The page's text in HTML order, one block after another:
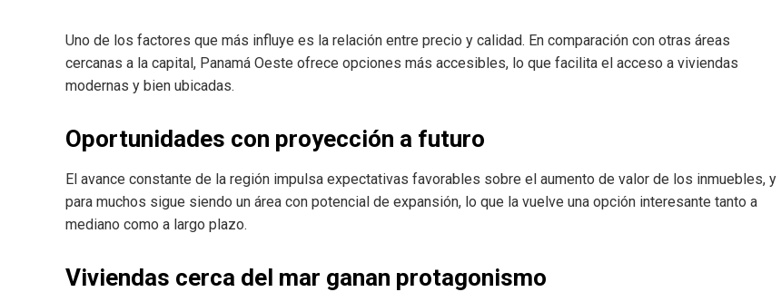
Uno de los factores que más influye es la relación entre precio y calidad. En comparación con otras áreas
cercanas a la capital, Panamá Oeste ofrece opciones más accesibles, lo que facilita el acceso a viviendas
modernas y bien ubicadas.
Oportunidades con proyección a futuro
El avance constante de la región impulsa expectativas favorables sobre el aumento de valor de los inmuebles, y
para muchos sigue siendo un área con potencial de expansión, lo que la vuelve una opción interesante tanto a
mediano como a largo plazo.
Viviendas cerca del mar ganan protagonismo